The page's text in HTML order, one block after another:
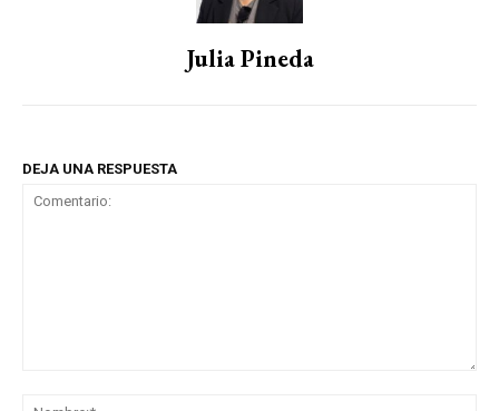
Julia Pineda
DEJA UNA RESPUESTA